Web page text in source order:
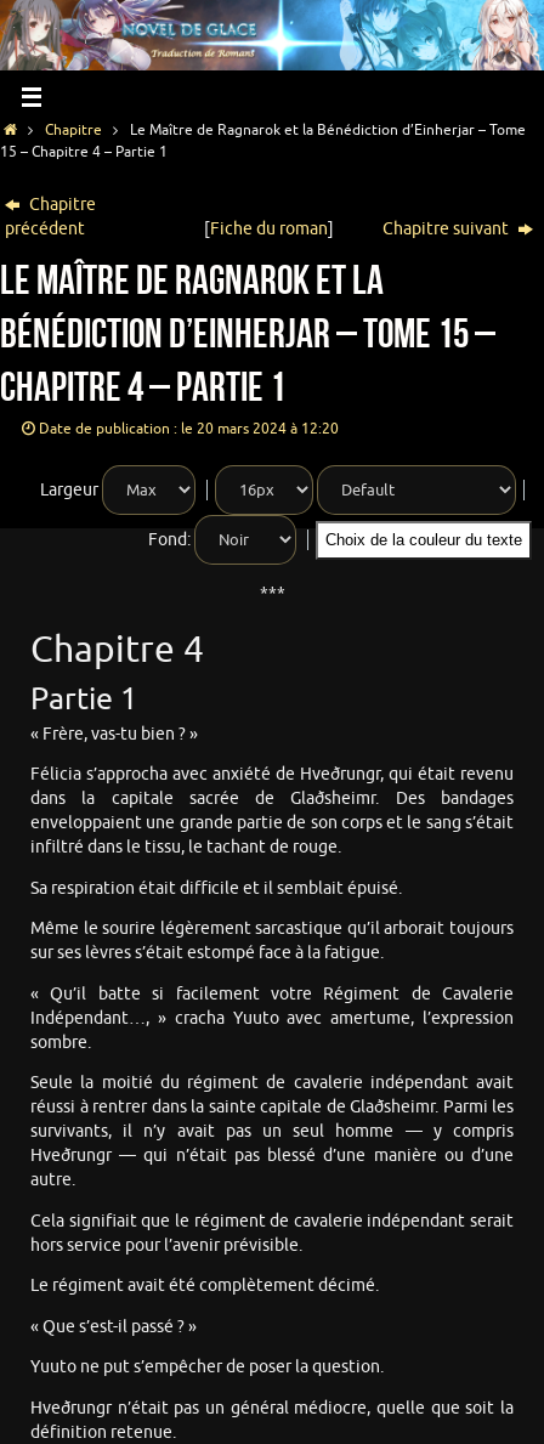
Chapitre
Le Maître de Ragnarok et la Bénédiction d’Einherjar – Tome
15 – Chapitre 4 – Partie 1
Chapitre
précédent
[Fiche du roman] Chapitre suivant
Le Maître de Ragnarok et la
Bénédiction d’Einherjar – Tome 15 –
Chapitre 4 – Partie 1
Date de publication : le 20 mars 2024 à 12:20
Largeur
Fond: Choix de la couleur du texte
***
Chapitre 4
Partie 1
« Frère, vas-tu bien ? »
Félicia s’approcha avec anxiété de Hveðrungr, qui était revenu
dans la capitale sacrée de Glaðsheimr. Des bandages
enveloppaient une grande partie de son corps et le sang s’était
infiltré dans le tissu, le tachant de rouge.
Sa respiration était difficile et il semblait épuisé.
Même le sourire légèrement sarcastique qu’il arborait toujours
sur ses lèvres s’était estompé face à la fatigue.
« Qu’il batte si facilement votre Régiment de Cavalerie
Indépendant…, » cracha Yuuto avec amertume, l’expression
sombre.
Seule la moitié du régiment de cavalerie indépendant avait
réussi à rentrer dans la sainte capitale de Glaðsheimr. Parmi les
survivants, il n’y avait pas un seul homme — y compris
Hveðrungr — qui n’était pas blessé d’une manière ou d’une
autre.
Cela signifiait que le régiment de cavalerie indépendant serait
hors service pour l’avenir prévisible.
Le régiment avait été complètement décimé.
« Que s’est-il passé ? »
Yuuto ne put s’empêcher de poser la question.
Hveðrungr n’était pas un général médiocre, quelle que soit la
définition retenue.